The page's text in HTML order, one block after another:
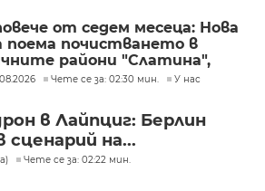
от седем месеца: Нова
поема почистването в
райони "Слатина",
и "Изгрев"
Чете се за: 02:30 мин. У нас
в Лайпциг: Берлин
сценарий на...
Чете се за: 02:22 мин.